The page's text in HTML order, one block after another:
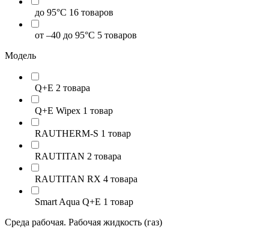
до 95°C 16 товаров
от –40 до 95°C 5 товаров
Модель
Q+E 2 товара
Q+E Wipex 1 товар
RAUTHERM-S 1 товар
RAUTITAN 2 товара
RAUTITAN RX 4 товара
Smart Aqua Q+E 1 товар
Среда рабочая. Рабочая жидкость (газ)